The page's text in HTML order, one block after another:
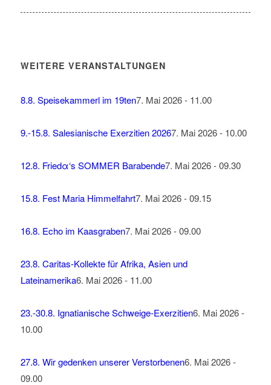
WEITERE VERANSTALTUNGEN
8.8. Speisekammerl im 19ten7. Mai 2026 - 11.00
9.-15.8. Salesianische Exerzitien 20267. Mai 2026 - 10.00
12.8. Friedα‘s SOMMER Barabende7. Mai 2026 - 09.30
15.8. Fest Maria Himmelfahrt7. Mai 2026 - 09.15
16.8. Echo im Kaasgraben7. Mai 2026 - 09.00
23.8. Caritas-Kollekte für Afrika, Asien und
Lateinamerika6. Mai 2026 - 11.00
23.-30.8. Ignatianische Schweige-Exerzitien6. Mai 2026 -
10.00
27.8. Wir gedenken unserer Verstorbenen6. Mai 2026 -
09.00